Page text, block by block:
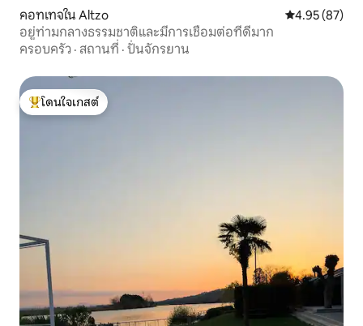
คอทเทจใน Altzo คะแนนเฉลี่ย
4.95 (87)
อยู่ท่ามกลางธรรมชาติและมีการเชื่อมต่อที่ดีมาก
ครอบครัว · สถานที่ · ปั่นจักรยาน
โดนใจเกสต์ที่สุด
โดนใจเกสต์